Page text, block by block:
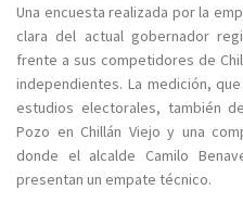
Una encuesta realizada por la
clara del actual gobernador
frente a sus competidores de
independientes. La medición,
estudios electorales, también
Pozo en Chillán Viejo y una
donde el alcalde Camilo
presentan un empate técnico.